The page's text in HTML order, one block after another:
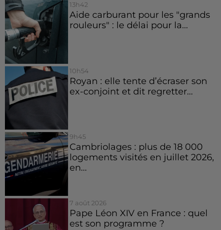
13h42
Aide carburant pour les "grands
rouleurs" : le délai pour la...
10h54
Royan : elle tente d’écraser son
ex-conjoint et dit regretter...
9h45
Cambriolages : plus de 18 000
logements visités en juillet 2026,
en...
7 août 2026
Pape Léon XIV en France : quel
est son programme ?